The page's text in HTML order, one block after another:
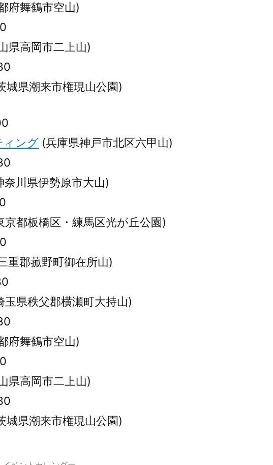
府舞鶴市空山)
県高岡市二上山)
城県潮来市権現山公園)
ィング (兵庫県神戸市北区六甲山)
奈川県伊勢原市大山)
京都板橋区・練馬区光が丘公園)
重郡菰野町御在所山)
玉県秩父郡横瀬町大持山)
府舞鶴市空山)
県高岡市二上山)
城県潮来市権現山公園)